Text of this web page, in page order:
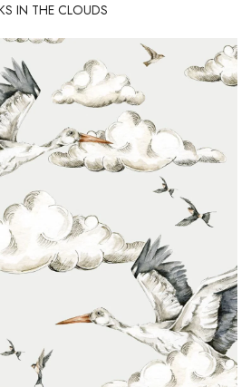
IN THE CLOUDS